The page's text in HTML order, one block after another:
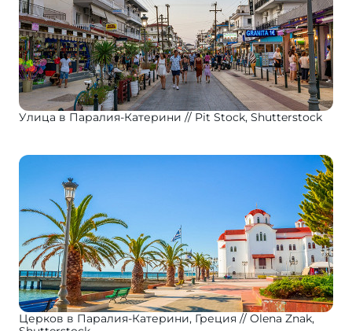
Улица в Паралия-Катерини Pit Stock, Shutterstock
Церков в Паралия-Катерини, Греция
Olena Znak,